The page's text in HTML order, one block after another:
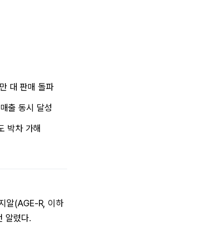
대 판매 돌파
출 동시 달성
박차 가해
알(AGE-R, 이하
알렸다.